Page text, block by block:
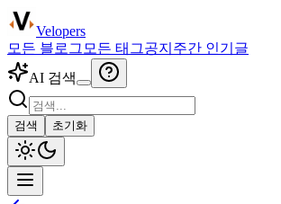
Velopers
모든 블로그 모든 태그공지 주간 인기글
AI 검색
검색 초기화